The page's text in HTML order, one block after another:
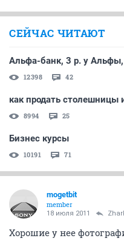
СЕЙЧАС ЧИТАЮТ
Альфа-банк, 3 р. у Альфы,
12398 42
как продать столешницы
8994 25
Бизнес курсы
10191 71
mogetbit
member
18 июля 2011
Хорошие у нее